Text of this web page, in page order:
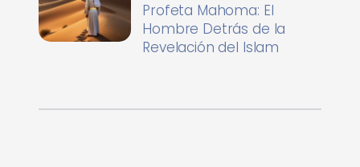
Profeta Mahoma: El
Hombre Detrás de la
Revelación del Islam